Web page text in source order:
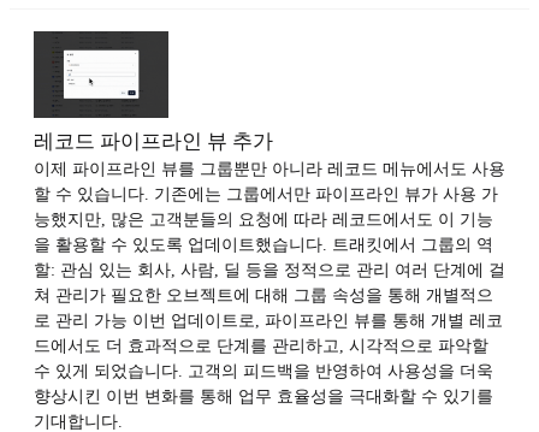
레코드 파이프라인 뷰 추가
이제 파이프라인 뷰를 그룹뿐만 아니라 레코드 메뉴에서도 사용
할 수 있습니다. 기존에는 그룹에서만 파이프라인 뷰가 사용 가
능했지만, 많은 고객분들의 요청에 따라 레코드에서도 이 기능
을 활용할 수 있도록 업데이트했습니다. 트래킷에서 그룹의 역
할: 관심 있는 회사, 사람, 딜 등을 정적으로 관리 여러 단계에 걸
쳐 관리가 필요한 오브젝트에 대해 그룹 속성을 통해 개별적으
로 관리 가능 이번 업데이트로, 파이프라인 뷰를 통해 개별 레코
드에서도 더 효과적으로 단계를 관리하고, 시각적으로 파악할
수 있게 되었습니다. 고객의 피드백을 반영하여 사용성을 더욱
향상시킨 이번 변화를 통해 업무 효율성을 극대화할 수 있기를
기대합니다.